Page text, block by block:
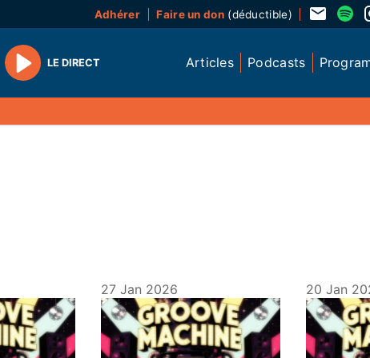
Adhérer Faire un don(déductible)
Play
LE DIRECT Articles Podcasts
27 Jan 2026 20 Jan